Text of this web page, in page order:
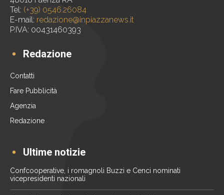
Tel: (+39) 0546.26084
E-mail: redazione@inpiazzanews.it
P.IVA: 00431460393
Redazione
Contatti
Fare Pubblicità
Agenzia
Redazione
Ultime notizie
Confcooperative, i romagnoli Buzzi e Cenci nominati
vicepresidenti nazionali